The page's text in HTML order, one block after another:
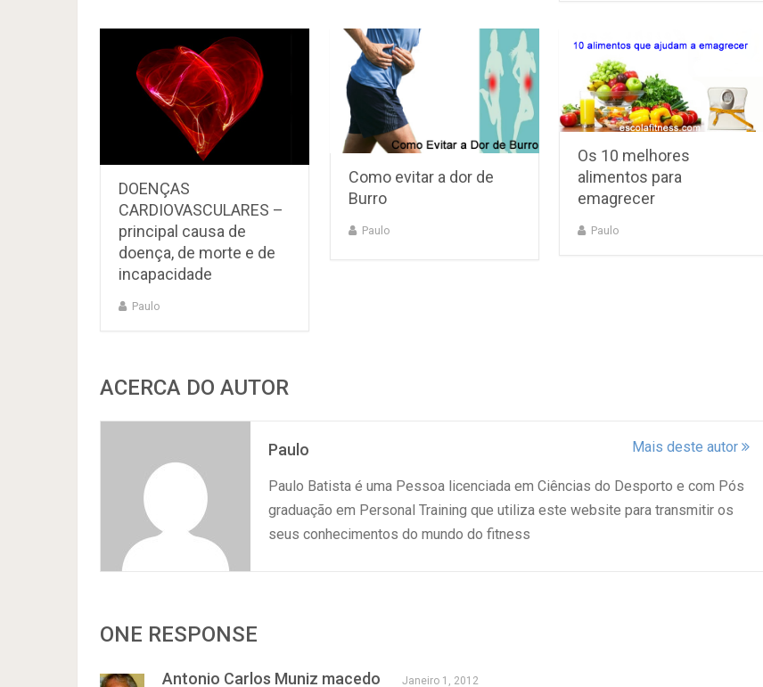
DOENÇAS
CARDIOVASCULARES –
principal causa de
doença, de morte e de
incapacidade
Paulo
Como evitar a dor de
Burro
Paulo
Os 10 melhores
alimentos para
emagrecer
Paulo
ACERCA DO AUTOR
Paulo Mais deste autor
Paulo Batista é uma Pessoa licenciada em Ciências do Desporto e com Pós
graduação em Personal Training que utiliza este website para transmitir os
seus conhecimentos do mundo do fitness
ONE RESPONSE
Antonio Carlos Muniz macedo Janeiro 1, 2012